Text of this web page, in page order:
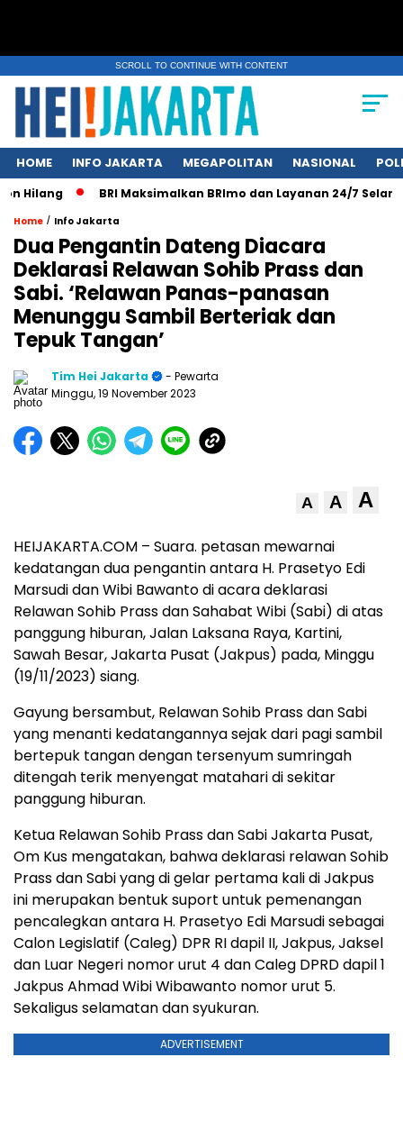
SCROLL TO CONTINUE WITH CONTENT
HOME INFO JAKARTA MEGAPOLITAN NASIONAL
Hilang BRI Maksimalkan BRImo dan Layanan 24/7 Selama
Home / Info Jakarta
Dua Pengantin Dateng Diacara
Deklarasi Relawan Sohib Prass dan
Sabi. ‘Relawan Panas-panasan
Menunggu Sambil Berteriak dan
Tepuk Tangan’
Tim Hei Jakarta
- Pewarta
Minggu, 19 November 2023
A A A
HEIJAKARTA.COM – Suara. petasan mewarnai
kedatangan dua pengantin antara H. Prasetyo Edi
Marsudi dan Wibi Bawanto di acara deklarasi
Relawan Sohib Prass dan Sahabat Wibi (Sabi) di atas
panggung hiburan, Jalan Laksana Raya, Kartini,
Sawah Besar, Jakarta Pusat (Jakpus) pada, Minggu
(19/11/2023) siang.
Gayung bersambut, Relawan Sohib Prass dan Sabi
yang menanti kedatangannya sejak dari pagi sambil
bertepuk tangan dengan tersenyum sumringah
ditengah terik menyengat matahari di sekitar
panggung hiburan.
Ketua Relawan Sohib Prass dan Sabi Jakarta Pusat,
Om Kus mengatakan, bahwa deklarasi relawan Sohib
Prass dan Sabi yang di gelar pertama kali di Jakpus
ini merupakan bentuk suport untuk pemenangan
pencalegkan antara H. Prasetyo Edi Marsudi sebagai
Calon Legislatif (Caleg) DPR RI dapil II, Jakpus, Jaksel
dan Luar Negeri nomor urut 4 dan Caleg DPRD dapil 1
Jakpus Ahmad Wibi Wibawanto nomor urut 5.
Sekaligus selamatan dan syukuran.
ADVERTISEMENT